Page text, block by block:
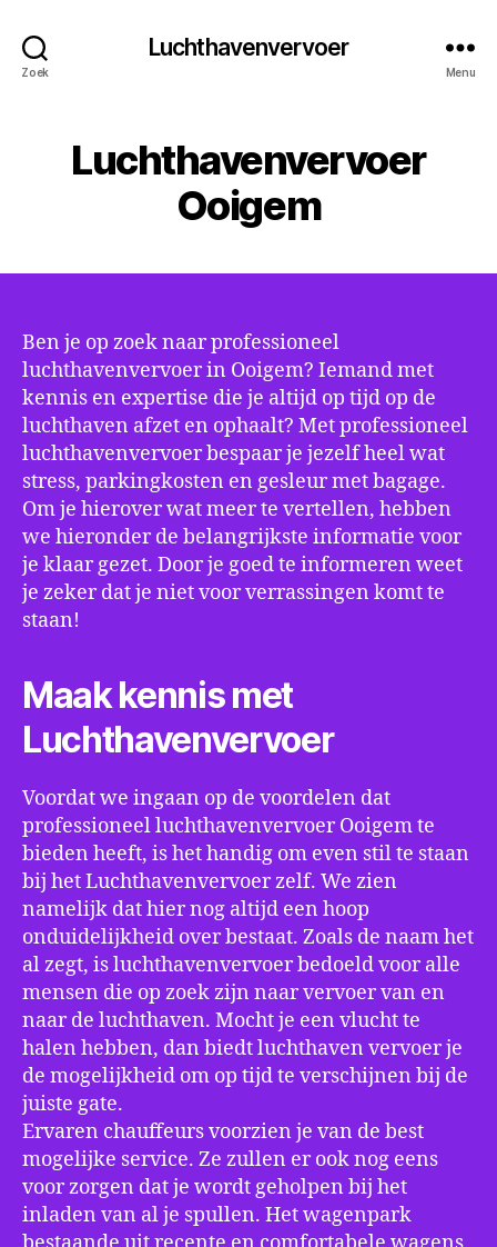
Zoek
Luchthavenvervoer
Menu
Luchthavenvervoer
Ooigem
Ben je op zoek naar professioneel
luchthavenvervoer in Ooigem? Iemand met
kennis en expertise die je altijd op tijd op de
luchthaven afzet en ophaalt? Met professioneel
luchthavenvervoer bespaar je jezelf heel wat
stress, parkingkosten en gesleur met bagage.
Om je hierover wat meer te vertellen, hebben
we hieronder de belangrijkste informatie voor
je klaar gezet. Door je goed te informeren weet
je zeker dat je niet voor verrassingen komt te
staan!
Maak kennis met
Luchthavenvervoer
Voordat we ingaan op de voordelen dat
professioneel luchthavenvervoer Ooigem te
bieden heeft, is het handig om even stil te staan
bij het Luchthavenvervoer zelf. We zien
namelijk dat hier nog altijd een hoop
onduidelijkheid over bestaat. Zoals de naam het
al zegt, is luchthavenvervoer bedoeld voor alle
mensen die op zoek zijn naar vervoer van en
naar de luchthaven. Mocht je een vlucht te
halen hebben, dan biedt luchthaven vervoer je
de mogelijkheid om op tijd te verschijnen bij de
juiste gate.
Ervaren chauffeurs voorzien je van de best
mogelijke service. Ze zullen er ook nog eens
voor zorgen dat je wordt geholpen bij het
inladen van al je spullen. Het wagenpark